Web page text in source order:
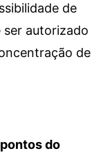
de
ser autorizado
de
do